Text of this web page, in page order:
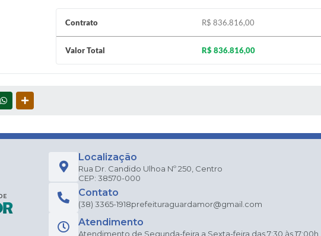
Contrato
R$ 836.816,00
Valor Total R$ 836.816,00
WHATSAPP
Localização
Rua Dr. Candido Ulhoa Nº 250, Centro
CEP: 38570-000
Contato
(38) 3365-1918prefeituraguardamor@gmail.com
Atendimento
Atendimento de Segunda-feira a Sexta-feira das 7:30 às 17:00h